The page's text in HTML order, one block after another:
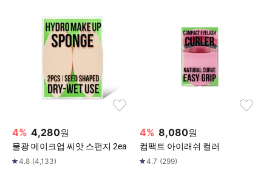
4% 4,280원
물광 메이크업 씨앗 스펀지 2ea
4.8 (4,133)
4% 8,080원
컴팩트 아이래쉬 컬러
4.7 (299)